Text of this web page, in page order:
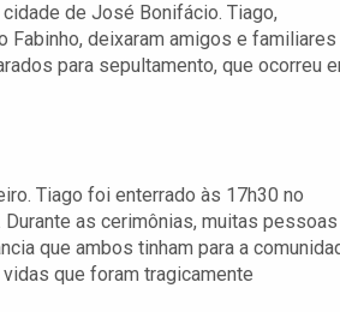
de José Bonifácio. Tiago,
Fabinho, deixaram amigos e familiares
para sepultamento, que ocorreu
Tiago foi enterrado às 17h30 no
as cerimônias, muitas pessoas
que ambos tinham para a
que foram tragicamente